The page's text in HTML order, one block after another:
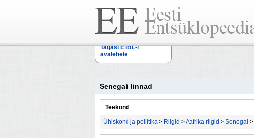
Tagasi ETBL-i
avalehele
Senegali linnad
Teekond
Ühiskond ja poliitika > Riigid >Aafrika riigid > Senegal >